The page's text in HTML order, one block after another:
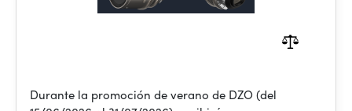
Durante la promoción de verano de DZO (del